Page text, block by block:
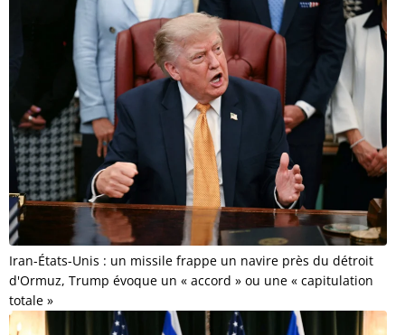
Iran-États-Unis : un missile frappe un navire près du détroit
d'Ormuz, Trump évoque un « accord » ou une « capitulation
totale »